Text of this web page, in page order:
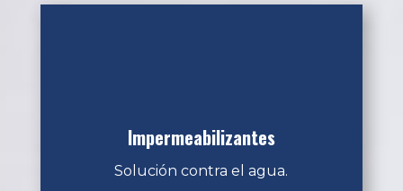
Impermeabilizantes
Solución contra el agua.